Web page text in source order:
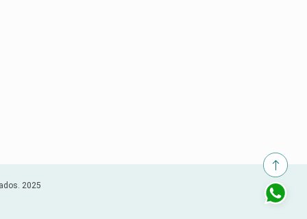
2025